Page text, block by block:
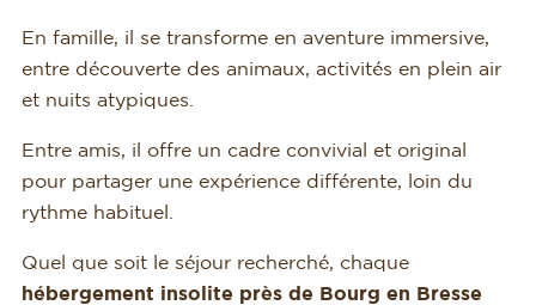
En famille, il se transforme en aventure immersive,
entre découverte des animaux, activités en plein air
et nuits atypiques.
Entre amis, il offre un cadre convivial et original
pour partager une expérience différente, loin du
rythme habituel.
Quel que soit le séjour recherché, chaque
hébergement insolite près de Bourg en Bresse